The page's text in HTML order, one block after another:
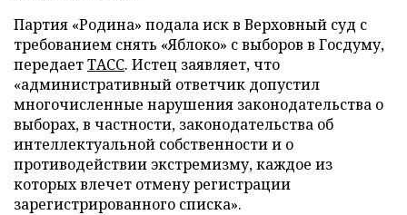
Партия «Родина» подала иск в Верховный суд с
требованием снять «Яблоко» с выборов в Госдуму,
передаетТАСС. Истец заявляет, что
«административный ответчик допустил
многочисленные нарушения законодательства о
выборах, в частности, законодательства об
интеллектуальной собственности и о
противодействии экстремизму, каждое из
которых влечет отмену регистрации
зарегистрированного списка».